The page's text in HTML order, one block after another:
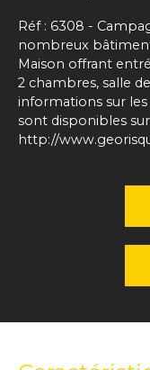
Réf : 6308 -
nombreux
Maison offrant
2 chambres, salle
informations sur
sont disponibles
http://